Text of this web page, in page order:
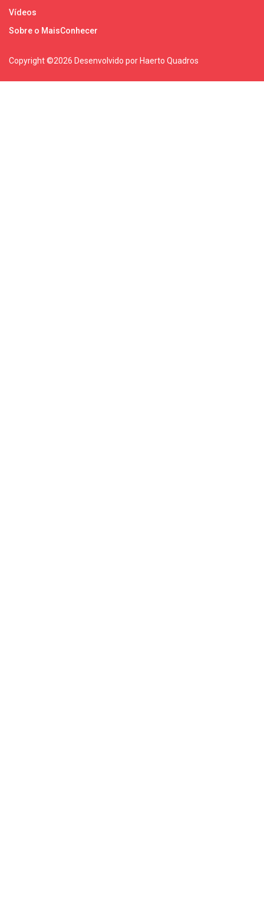
Vídeos
Sobre o MaisConhecer
Copyright ©2026 Desenvolvido por Haerto Quadros